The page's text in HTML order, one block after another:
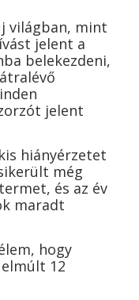
világban, mint
jelent a
belekezdeni,
jelent
hiányérzetet
még
és az év
maradt
hogy
12